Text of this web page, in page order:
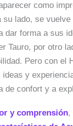
como
su lado, se
dar forma a sus
Tauro, por otro
Pero con el
ideas y
de confort y a
y comprensión,